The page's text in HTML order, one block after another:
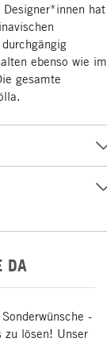
hat
ebenso wie im
gesamte
DA
-
zu lösen! Unser